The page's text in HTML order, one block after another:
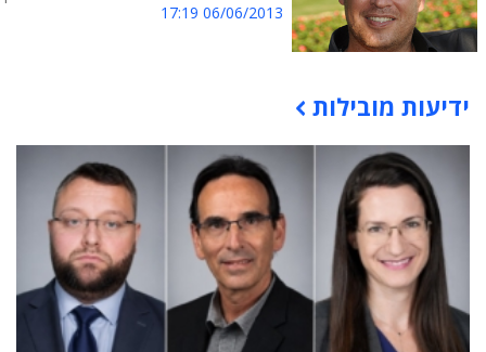
06/06/2013 17:19
תוכן פרסומי
ידיעות מובילות